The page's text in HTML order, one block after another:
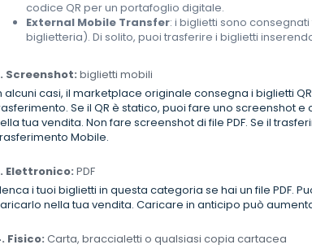
codice QR per un portafoglio digitale.
External Mobile Transfer: i biglietti sono
biglietteria). Di solito, puoi trasferire i biglietti
Screenshot: biglietti mobili
alcuni casi, il marketplace originale consegna i biglietti
Se il QR è statico, puoi fare uno screenshot
tua vendita. Non fare screenshot di file PDF. Se il
Mobile.
Elettronico: PDF
i tuoi biglietti in questa categoria se hai un file PDF.
nella tua vendita. Caricare in anticipo può
Fisico: Carta, braccialetti o qualsiasi copia cartacea